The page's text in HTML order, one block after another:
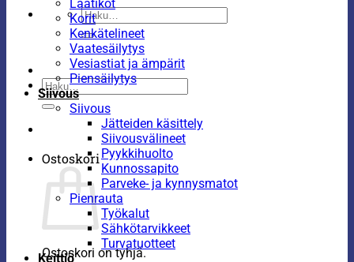
Etsi:
Etsi:
Ostoskori
Ostoskori on tyhjä.
Laatikot
Korit
Kenkätelineet
Vaatesäilytys
Vesiastiat ja ämpärit
Piensäilytys
Siivous
Siivous
Jätteiden käsittely
Siivousvälineet
Pyykkihuolto
Kunnossapito
Parveke- ja kynnysmatot
Pienrauta
Työkalut
Sähkötarvikkeet
Turvatuotteet
Keittiö